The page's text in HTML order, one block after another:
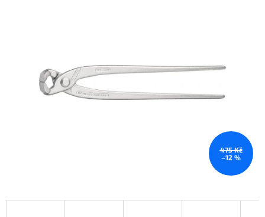
475 Kč
–12 %